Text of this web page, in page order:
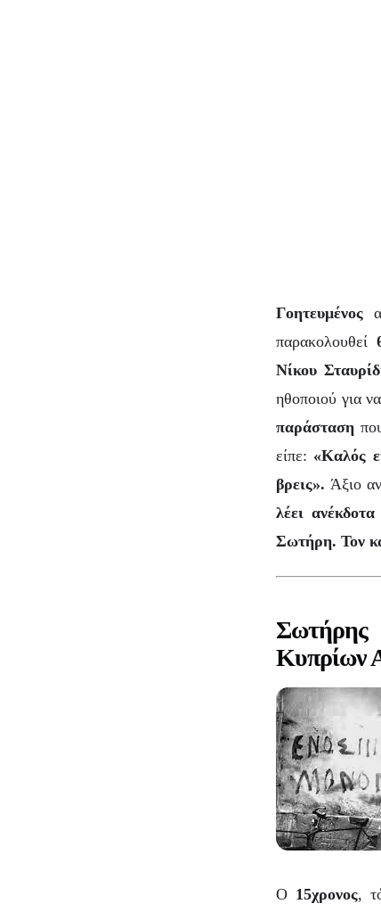
Γοητευμένος
παρακολουθεί
Νίκου
ηθοποιού για
παράσταση
είπε: «Καλός
βρεις». Άξιο
λέει ανέκδοτα
Σωτήρη. Τον
Κυπρίων
Ο 15χρονος,